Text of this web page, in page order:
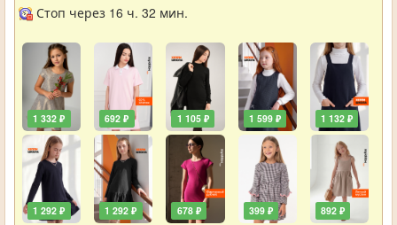
Стоп через 16 ч. 32 мин.
1 332 ₽
1 292 ₽
692 ₽
1 292 ₽
1 105 ₽
678 ₽
1 599 ₽
399 ₽
1 132 ₽
892 ₽